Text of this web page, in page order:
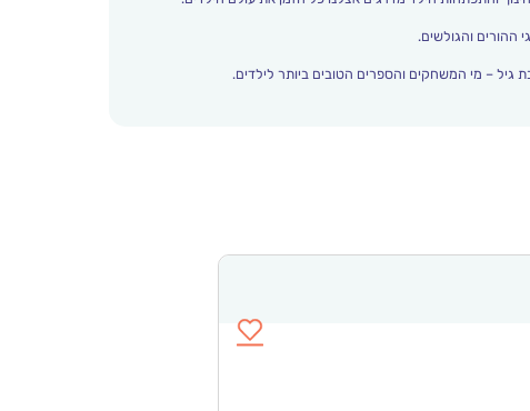
ההורים והגולשים.
– מי המשחקים והספרים הטובים ביותר לילדים.